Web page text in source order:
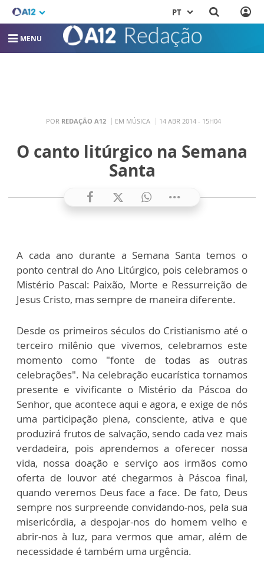
PT
MENU
POR REDAÇÃO A12 EM MÚSICA 14 ABR 2014 - 15H04
O canto litúrgico na Semana
Santa
A cada ano durante a Semana Santa temos o
ponto central do Ano Litúrgico, pois celebramos o
Mistério Pascal: Paixão, Morte e Ressurreição de
Jesus Cristo, mas sempre de maneira diferente.
Desde os primeiros séculos do Cristianismo até o
terceiro milênio que vivemos, celebramos este
momento como "fonte de todas as outras
celebrações". Na celebração eucarística tornamos
presente e vivificante o Mistério da Páscoa do
Senhor, que acontece aqui e agora, e exige de nós
uma participação plena, consciente, ativa e que
produzirá frutos de salvação, sendo cada vez mais
verdadeira, pois aprendemos a oferecer nossa
vida, nossa doação e serviço aos irmãos como
oferta de louvor até chegarmos à Páscoa final,
quando veremos Deus face a face. De fato, Deus
sempre nos surpreende convidando-nos, pela sua
misericórdia, a despojar-nos do homem velho e
abrir-nos à luz, para vermos que amar, além de
necessidade é também uma urgência.